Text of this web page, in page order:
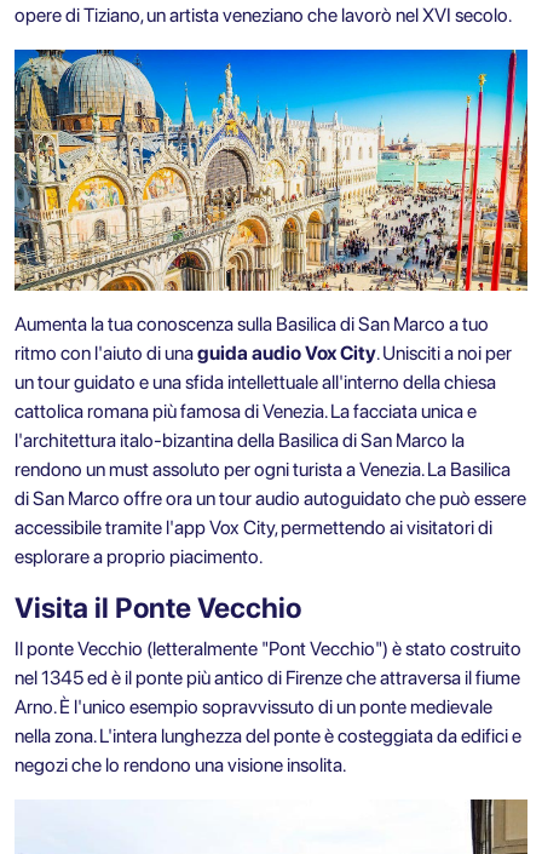
opere di Tiziano, un artista veneziano che lavorò nel XVI secolo.
Aumenta la tua conoscenza sulla Basilica di San Marco a tuo
ritmo con l'aiuto di unaguida audio Vox City. Unisciti a noi per
un tour guidato e una sfida intellettuale all'interno della chiesa
cattolica romana più famosa di Venezia. La facciata unica e
l'architettura italo-bizantina della Basilica di San Marco la
rendono un must assoluto per ogni turista a Venezia. La Basilica
di San Marco offre ora un tour audio autoguidato che può essere
accessibile tramite l'appVox City, permettendo ai visitatori di
esplorare a proprio piacimento.
Visita il Ponte Vecchio
Il ponte Vecchio (letteralmente "Pont Vecchio") è stato costruito
nel 1345 ed è il ponte più antico di Firenze che attraversa il fiume
Arno. È l'unico esempio sopravvissuto di un ponte medievale
nella zona. L'intera lunghezza del ponte è costeggiata da edifici e
negozi che lo rendono una visione insolita.